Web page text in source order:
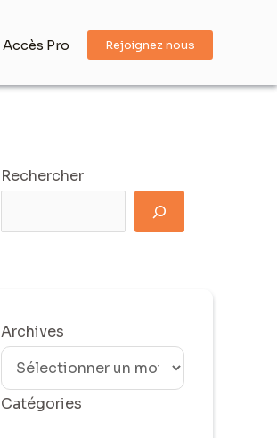
Accès Pro Rejoignez nous
Rechercher
Archives
Catégories